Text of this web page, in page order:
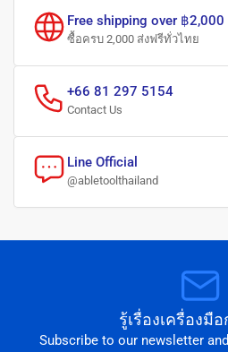
Free shipping over ฿
ซื้อครบ 2,000 ส่งฟรีทั่วไทย
+66 81 297 5154
Contact Us
Line Official
@abletoolthailand
รู้เรื่องเครื่องมื
Subscribe to our newsletter